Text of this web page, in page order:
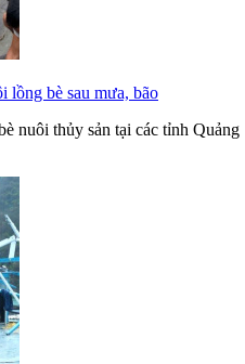
lồng bè sau mưa, bão
nuôi thủy sản tại các tỉnh Quảng